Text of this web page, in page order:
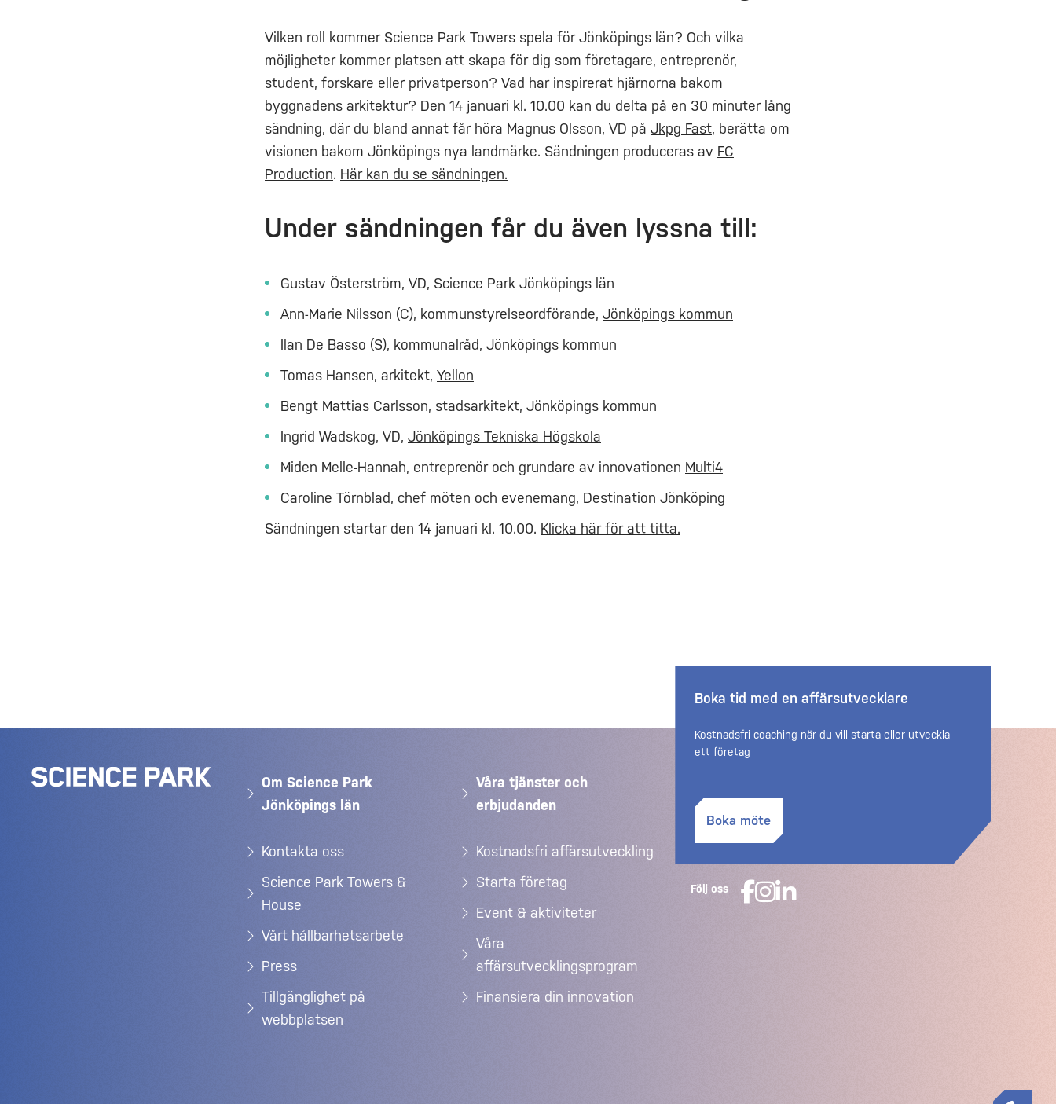
Vilken roll kommer Science Park Towers spela för Jönköpings län? Och vilka
möjligheter kommer platsen att skapa för dig som företagare, entreprenör,
student, forskare eller privatperson? Vad har inspirerat hjärnorna bakom
byggnadens arkitektur? Den 14 januari kl. 10.00 kan du delta på en 30 minuter lång
sändning, där du bland annat får höra Magnus Olsson, VD på Jkpg Fast, berätta om
visionen bakom Jönköpings nya landmärke. Sändningen produceras av FC
Production. Här kan du se sändningen.
Under sändningen får du även lyssna till:
Gustav Österström, VD, Science Park Jönköpings län
Ann-Marie Nilsson (C), kommunstyrelseordförande, Jönköpings kommun
Ilan De Basso (S), kommunalråd, Jönköpings kommun
Tomas Hansen, arkitekt, Yellon
Bengt Mattias Carlsson, stadsarkitekt, Jönköpings kommun
Ingrid Wadskog, VD, Jönköpings Tekniska Högskola
Miden Melle-Hannah, entreprenör och grundare av innovationen Multi4
Caroline Törnblad, chef möten och evenemang, Destination Jönköping
Sändningen startar den 14 januari kl. 10.00. Klicka här för att titta.
Om Science Park
Jönköpings län
Kontakta oss
Science Park Towers &
House
Vårt hållbarhetsarbete
Press
Tillgänglighet på
webbplatsen
Våra tjänster och
erbjudanden
Kostnadsfri affärsutveckling
Starta företag
Event & aktiviteter
Våra
affärsutvecklingsprogram
Finansiera din innovation
Boka tid med en affärsutvecklare
Kostnadsfri coaching när du vill starta eller utveckla
ett företag
Boka möte
Följ oss